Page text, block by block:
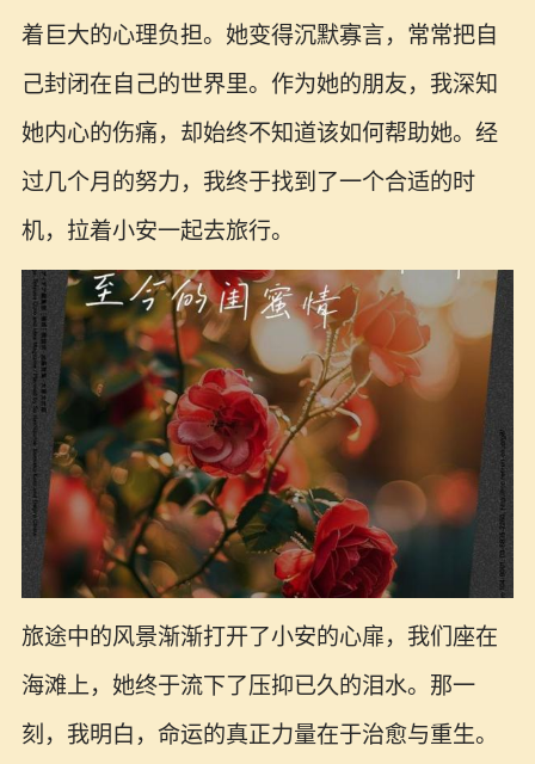
着巨大的心理负担。她变得沉默寡言，常常把自
己封闭在自己的世界里。作为她的朋友，我深知
她内心的伤痛，却始终不知道该如何帮助她。经
过几个月的努力，我终于找到了一个合适的时
机，拉着小安一起去旅行。
旅途中的风景渐渐打开了小安的心扉，我们座在
海滩上，她终于流下了压抑已久的泪水。那一
刻，我明白，命运的真正力量在于治愈与重生。